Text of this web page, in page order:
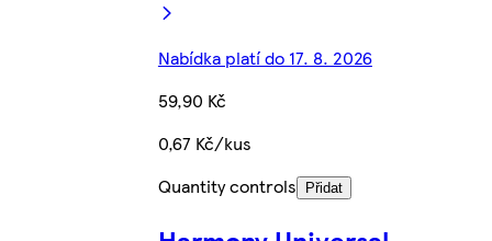
Nabídka platí do 17. 8. 2026
59,90 Kč
0,67 Kč/kus
Quantity controls
Přidat